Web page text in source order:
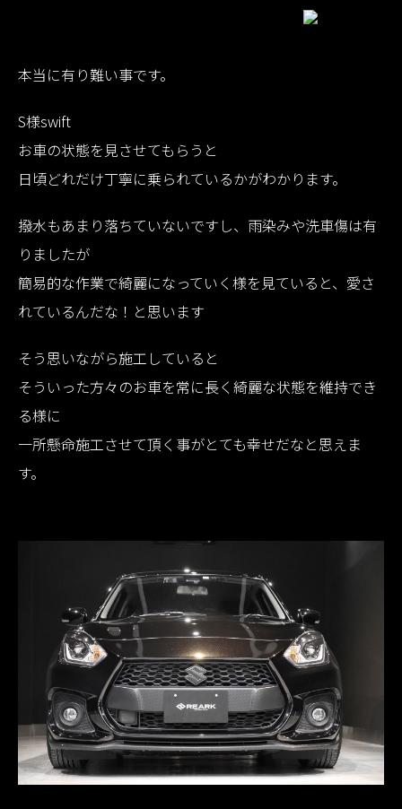
本当に有り難い事です。
S様swift
お車の状態を見させてもらうと
日頃どれだけ丁寧に乗られているかがわかります。
撥水もあまり落ちていないですし、雨染みや洗車傷は有
りましたが
簡易的な作業で綺麗になっていく様を見ていると、愛さ
れているんだな！と思います
そう思いながら施工していると
そういった方々のお車を常に長く綺麗な状態を維持でき
る様に
一所懸命施工させて頂く事がとても幸せだなと思えま
す。